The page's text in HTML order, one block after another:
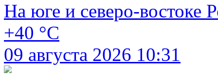
На юге и северо-востоке
+40 °C
09 августа 2026 10:31